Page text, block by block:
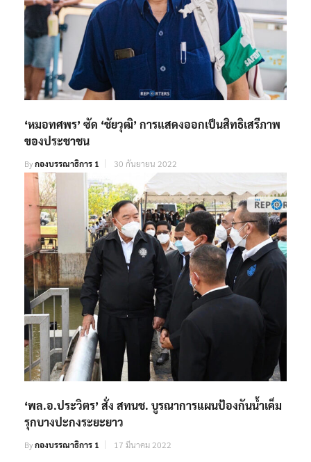
‘หมอทศพร’ ซัด ‘ชัยวุฒิ’ การแสดงออกเป็นสิทธิเสรีภาพ
ของประชาชน
Byกองบรรณาธิการ 1 30 กันยายน 2022
‘พล.อ.ประวิตร’ สั่ง สทนช. บูรณาการแผนป้องกันน้ำเค็ม
รุกบางปะกงระยะยาว
Byกองบรรณาธิการ 1 17 มีนาคม 2022